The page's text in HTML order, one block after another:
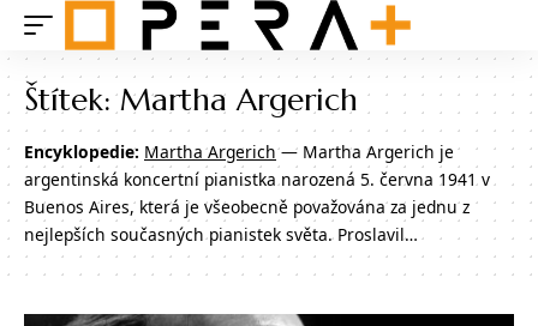
Štítek:Martha Argerich
Encyklopedie: Martha Argerich— Martha Argerich je
argentinská koncertní pianistka narozená 5. června 1941 v
Buenos Aires, která je všeobecně považována za jednu z
nejlepších současných pianistek světa. Proslavil…